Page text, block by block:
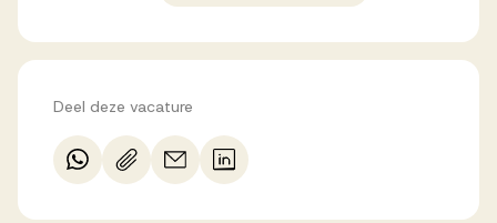
Deel deze vacature